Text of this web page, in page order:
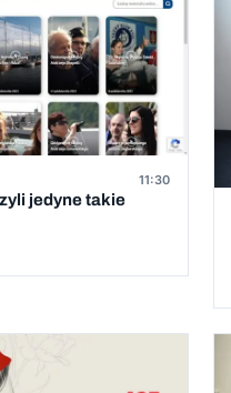
11:30
jedyne takie